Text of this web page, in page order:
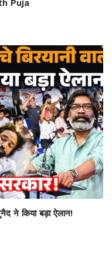
Puja
ने किया बड़ा ऐलान!